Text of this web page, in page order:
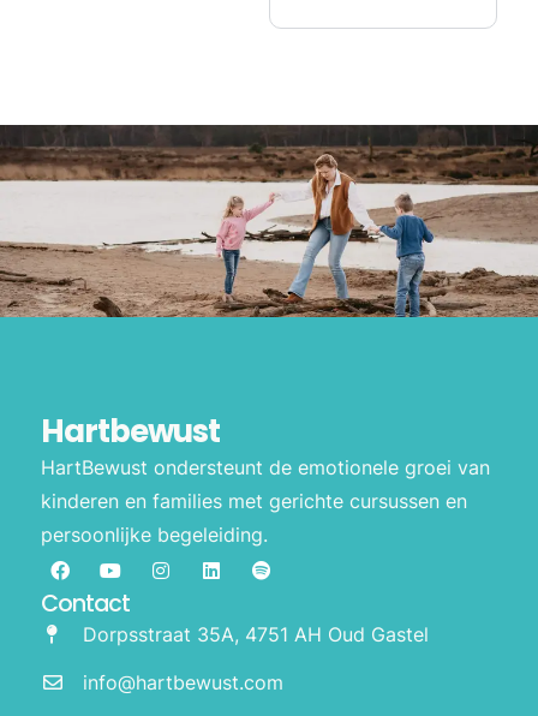
Hartbewust
HartBewust ondersteunt de emotionele groei van
kinderen en families met gerichte cursussen en
persoonlijke begeleiding.
Contact
Dorpsstraat 35A, 4751 AH Oud Gastel
info@hartbewust.com